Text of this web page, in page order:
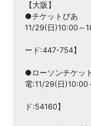
【大阪】
●チケットぴあ
11/29(日)10:00～
発売日以
ード:447-754】
http://
●ローソンチケ
電:11/29(日)10:00
TEL：
ド:54160】
TEL：